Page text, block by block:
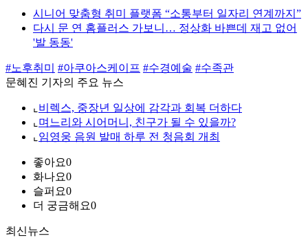
시니어 맞춤형 취미 플랫폼 “소통부터 일자리 연계까지”
다시 문 연 홈플러스 가보니… 정상화 바쁜데 재고 없어
'발 동동'
#노후취미 #아쿠아스케이프 #수경예술 #수족관
문혜진 기자의 주요 뉴스
⌞ 비렉스, 중장년 일상에 감각과 회복 더하다
⌞ 며느리와 시어머니, 친구가 될 수 있을까?
⌞ 임영웅 음원 발매 하루 전 청음회 개최
좋아요0
화나요0
슬퍼요0
더 궁금해요0
최신뉴스